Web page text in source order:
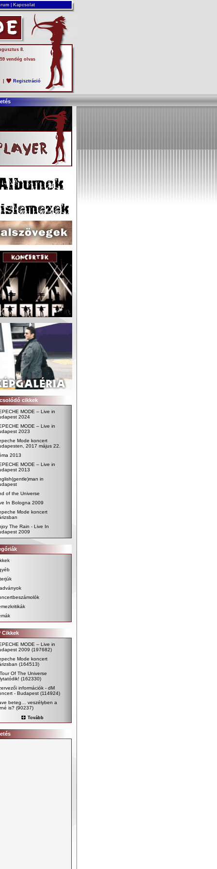
Kapcsolat
8.
vendég olvas
Regisztráció
cikkek
MODE – Live in
2024
MODE – Live in
2023
Mode koncert
2017 május 22.
2013
MODE – Live in
2013
in
of the Universe
In Bologna 2009
Mode koncert
The Rain - Live In
2009
Cikkek
MODE – Live in
2009 (197682)
Mode koncert
(164513)
Of The Universe
(162330)
információk - dM
- Budapest (114924)
beteg… veszélyben a
is? (90237)
Tovább